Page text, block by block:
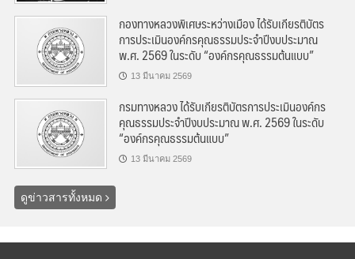
กองทางหลวงพิเศษระหว่างเมือง ได้รับเกียรติบัตร
การประเมินองค์กรคุณธรรมประจำปีงบประมาณ
พ.ศ. 2569 ในระดับ “องค์กรคุณธรรมต้นแบบ”
13 มีนาคม 2569
กรมทางหลวง ได้รับเกียรติบัตรการประเมินองค์กร
คุณธรรมประจำปีงบประมาณ พ.ศ. 2569 ในระดับ
“องค์กรคุณธรรมต้นแบบ”
13 มีนาคม 2569
ดูข่าวสารทั้งหมด